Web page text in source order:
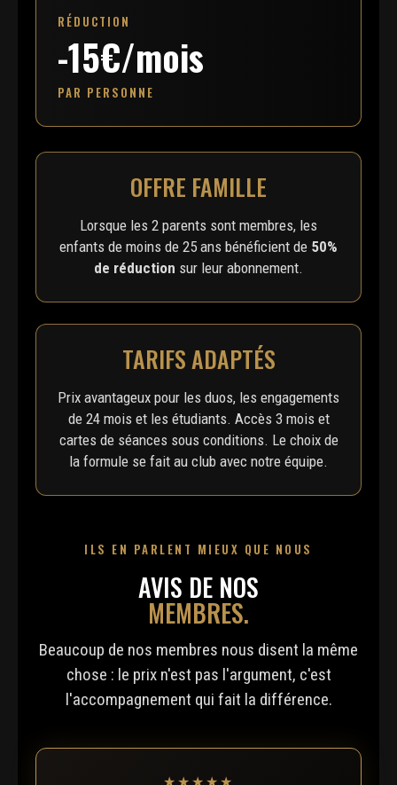
RÉDUCTION
-15€/mois
PAR PERSONNE
OFFRE FAMILLE
Lorsque les 2 parents sont membres, les
enfants de moins de 25 ans bénéficient de 50%
de réduction sur leur abonnement.
TARIFS ADAPTÉS
Prix avantageux pour les duos, les engagements
de 24 mois et les étudiants. Accès 3 mois et
cartes de séances sous conditions. Le choix de
la formule se fait au club avec notre équipe.
ILS EN PARLENT MIEUX QUE NOUS
AVIS DE NOS
MEMBRES.
Beaucoup de nos membres nous disent la même
chose : le prix n'est pas l'argument, c'est
l'accompagnement qui fait la différence.